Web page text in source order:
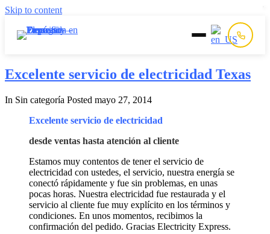
Skip to content
Inicio
Prepago
Quiénes Somos
Contacto
Excelente servicio de electricidad Texas
In Sin categoría Posted mayo 27, 2014
Excelente servicio de electricidad
desde ventas hasta atención al cliente
Estamos muy contentos de tener el servicio de
electricidad con ustedes, el servicio, nuestra energía se
conectó rápidamente y fue sin problemas, en unas
pocas horas. Nuestra electricidad fue restaurada y el
servicio al cliente fue muy explícito en los términos y
condiciones. En unos momentos, recibimos la
confirmación del pedido. Gracias Electricity Express.